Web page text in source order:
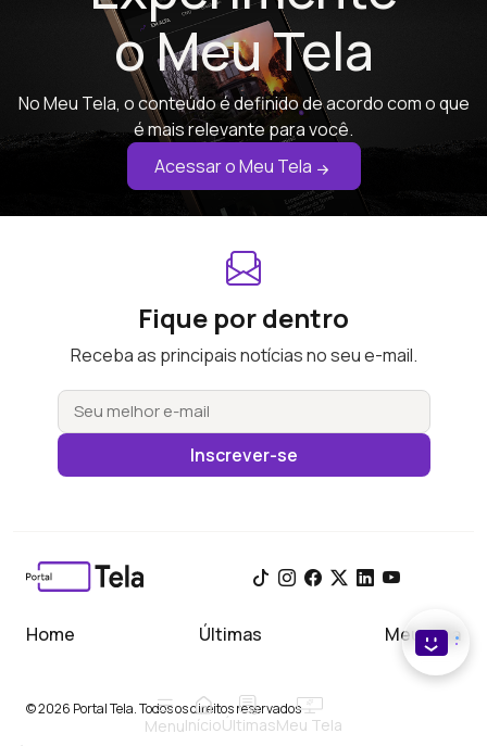
MenuInícioÚltimasMeu Tela
o Meu Tela
No Meu Tela, o conteúdo é definido de acordo com o que
é mais relevante para você.
Acessar o Meu Tela
Fique por dentro
Receba as principais notícias no seu e-mail.
Inscrever-se
Home Últimas Meu Tela
© 2026 Portal Tela. Todos os direitos reservados